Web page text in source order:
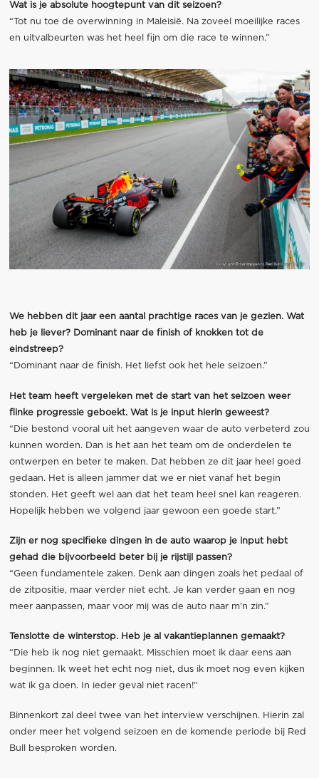
Wat is je absolute hoogtepunt van dit seizoen?
“Tot nu toe de overwinning in Maleisië. Na zoveel moeilijke races
en uitvalbeurten was het heel fijn om die race te winnen.”
We hebben dit jaar een aantal prachtige races van je gezien. Wat
heb je liever? Dominant naar de finish of knokken tot de
eindstreep?
“Dominant naar de finish. Het liefst ook het hele seizoen.”
Het team heeft vergeleken met de start van het seizoen weer
flinke progressie geboekt. Wat is je input hierin geweest?
“Die bestond vooral uit het aangeven waar de auto verbeterd zou
kunnen worden. Dan is het aan het team om de onderdelen te
ontwerpen en beter te maken. Dat hebben ze dit jaar heel goed
gedaan. Het is alleen jammer dat we er niet vanaf het begin
stonden. Het geeft wel aan dat het team heel snel kan reageren.
Hopelijk hebben we volgend jaar gewoon een goede start.”
Zijn er nog specifieke dingen in de auto waarop je input hebt
gehad die bijvoorbeeld beter bij je rijstijl passen?
“Geen fundamentele zaken. Denk aan dingen zoals het pedaal of
de zitpositie, maar verder niet echt. Je kan verder gaan en nog
meer aanpassen, maar voor mij was de auto naar m’n zin.”
Tenslotte de winterstop. Heb je al vakantieplannen gemaakt?
“Die heb ik nog niet gemaakt. Misschien moet ik daar eens aan
beginnen. Ik weet het echt nog niet, dus ik moet nog even kijken
wat ik ga doen. In ieder geval niet racen!”
Binnenkort zal deel twee van het interview verschijnen. Hierin zal
onder meer het volgend seizoen en de komende periode bij Red
Bull besproken worden.